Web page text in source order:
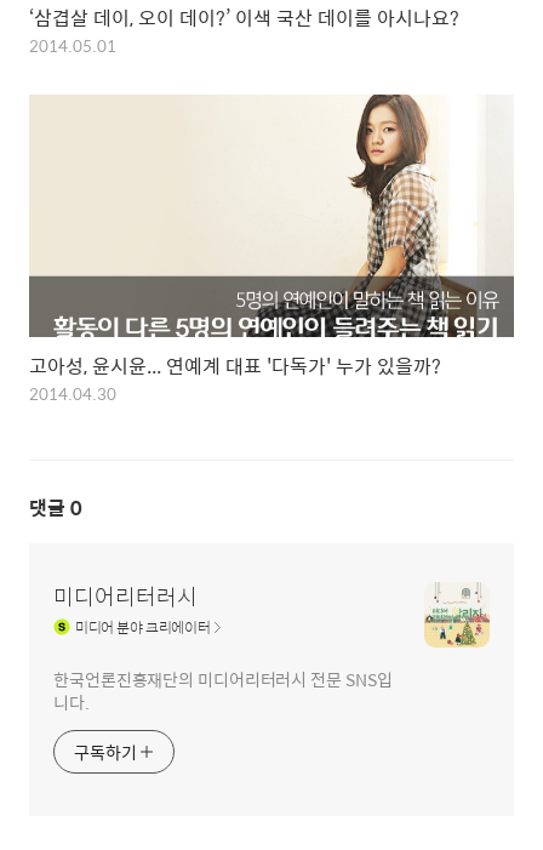
‘삼겹살 데이, 오이 데이?’ 이색 국산 데이를 아시나요?
2014.05.01
고아성, 윤시윤... 연예계 대표 '다독가' 누가 있을까?
2014.04.30
댓글 0
미디어리터러시
미디어분야 크리에이터
한국언론진흥재단의 미디어리터러시 전문 SNS입
니다.
구독하기